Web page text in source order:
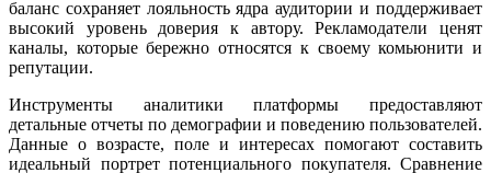
баланс сохраняет лояльность ядра аудитории и поддерживает
высокий уровень доверия к автору. Рекламодатели ценят
каналы, которые бережно относятся к своему комьюнити и
репутации.
Инструменты аналитики платформы предоставляют
детальные отчеты по демографии и поведению пользователей.
Данные о возрасте, поле и интересах помогают составить
идеальный портрет потенциального покупателя. Сравнение